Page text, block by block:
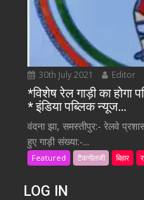
30th July 2021 Editor
*विशेष रेल गाड़ी का होगा
* इंडिया पब्लिक न्यूज…
वंदना झा, समस्तीपुर:- रेलवे
हुए गाड़ी संख्या:-...
Featured टैकनोलजी बिहार
LOG IN